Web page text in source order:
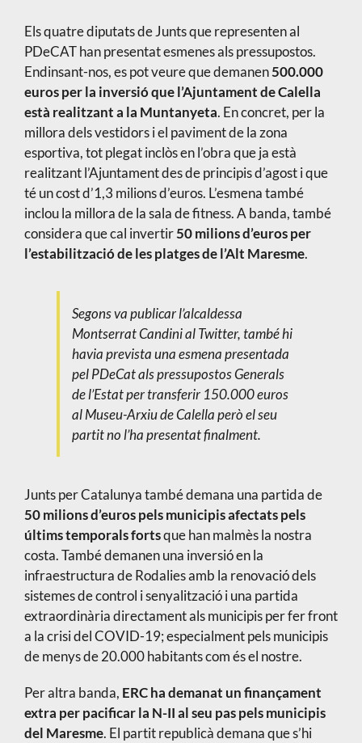
Els quatre diputats de Junts que representen al
PDeCAT han presentat esmenes als pressupostos.
Endinsant-nos, es pot veure que demanen500.000
euros per la inversió que l’Ajuntament de Calella
està realitzant a la Muntanyeta. En concret, per la
millora dels vestidors i el paviment de la zona
esportiva, tot plegat inclòs en l’obra que ja està
realitzant l’Ajuntament des de principis d’agost i que
té un cost d’1,3 milions d’euros. L’esmena també
inclou la millora de la sala de fitness. A banda, també
considera que cal invertir50 milions d’euros per
l’estabilització de les platges de l’Alt Maresme.
Segons va publicar l’alcaldessa
Montserrat Candini al Twitter, també hi
havia prevista una esmena presentada
pel PDeCat als pressupostos Generals
de l’Estat per transferir 150.000 euros
al Museu-Arxiu de Calella però el seu
partit no l’ha presentat finalment.
Junts per Catalunya també demana una partida de
50 milions d’euros pels municipis afectats pels
últims temporals fortsque han malmès la nostra
costa. També demanen una inversió en la
infraestructura de Rodalies amb la renovació dels
sistemes de control i senyalització i una partida
extraordinària directament als municipis per fer front
a la crisi del COVID-19; especialment pels municipis
de menys de 20.000 habitants com és el nostre.
Per altra banda, ERC ha demanat un finançament
extra per pacificar la N-II al seu pas pels municipis
del Maresme. El partit republicà demana que s’hi